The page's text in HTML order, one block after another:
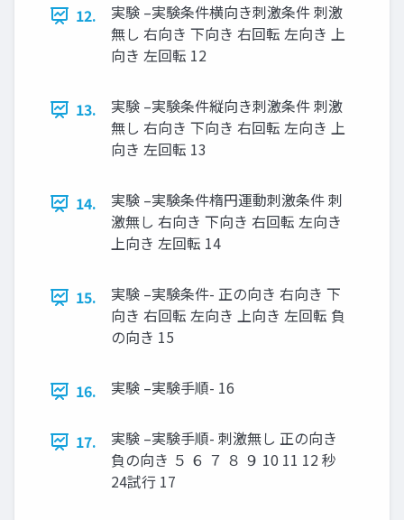
12.
実験 –実験条件横向き刺激条件 刺激
無し 右向き 下向き 右回転 左向き 上
向き 左回転 12
13.
実験 –実験条件縦向き刺激条件 刺激
無し 右向き 下向き 右回転 左向き 上
向き 左回転 13
14.
実験 –実験条件楕円運動刺激条件 刺
激無し 右向き 下向き 右回転 左向き
上向き 左回転 14
15.
実験 –実験条件- 正の向き 右向き 下
向き 右回転 左向き 上向き 左回転 負
の向き 15
16. 実験 –実験手順- 16
17.
実験 –実験手順- 刺激無し 正の向き
負の向き ５ ６ ７ ８ ９ 10 11 12 秒
24試⾏ 17